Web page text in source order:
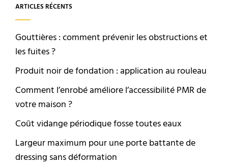
ARTICLES RÉCENTS
Gouttières : comment prévenir les obstructions et
les fuites ?
Produit noir de fondation : application au rouleau
Comment l’enrobé améliore l’accessibilité PMR de
votre maison ?
Coût vidange périodique fosse toutes eaux
Largeur maximum pour une porte battante de
dressing sans déformation